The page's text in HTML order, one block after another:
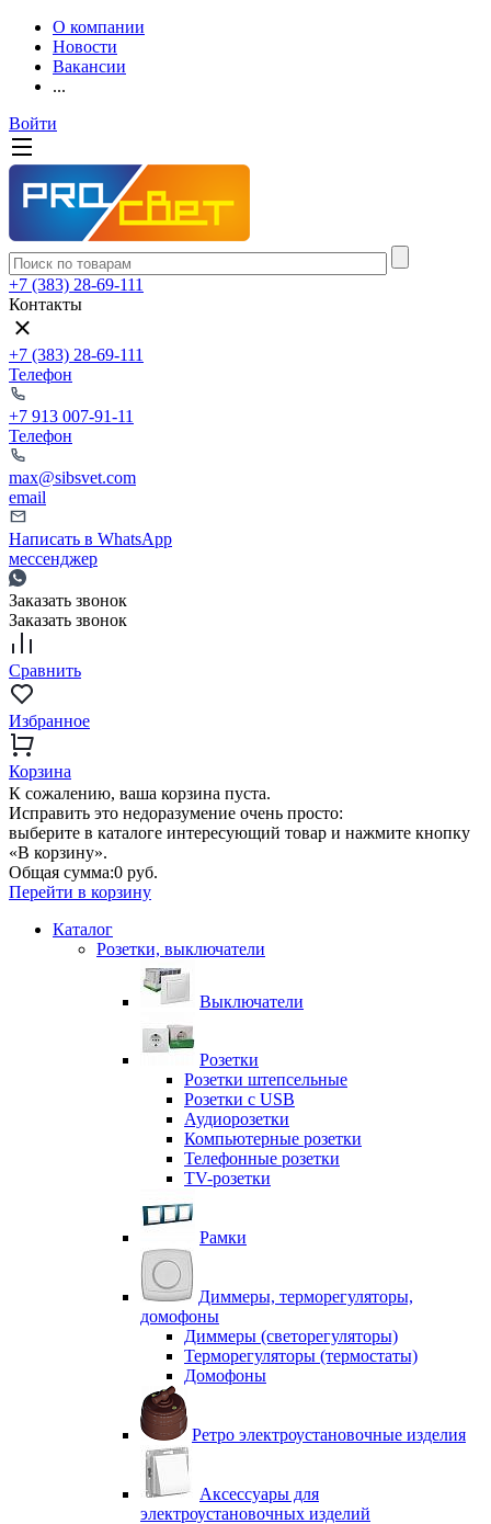
О компании
Новости
Вакансии
...
Войти
+7 (383) 28-69-111
Контакты
+7 (383) 28-69-111
Телефон
+7 913 007-91-11
Телефон
max@sibsvet.com
email
Написать в WhatsApp
мессенджер
Заказать звонок
Заказать звонок
Сравнить
Избранное
Корзина
К сожалению, ваша корзина пуста.
Исправить это недоразумение очень просто:
выберите в каталоге интересующий товар и нажмите кнопку
«В корзину».
Общая сумма:0 руб.
Перейти в корзину
Каталог
Розетки, выключатели
Выключатели
Розетки
Розетки штепсельные
Розетки с USB
Аудиорозетки
Компьютерные розетки
Телефонные розетки
TV-розетки
Рамки
Диммеры, терморегуляторы,
домофоны
Диммеры (светорегуляторы)
Терморегуляторы (термостаты)
Домофоны
Ретро электроустановочные изделия
Аксессуары для
электроустановочных изделий